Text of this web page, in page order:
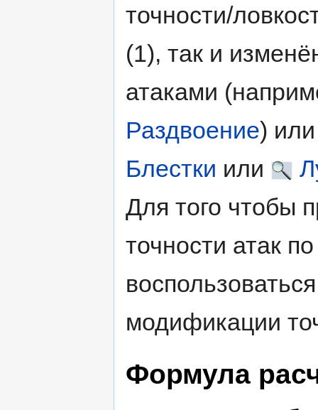
точности/
(1), так и
атаками
Раздвоение)
Блестки или
Для того чтобы
точности атак
модификации
Формула